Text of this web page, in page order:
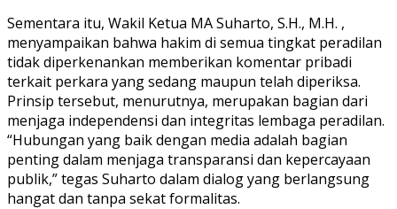
Sementara itu, Wakil Ketua MA Suharto, S.H., M.H. ,
menyampaikan bahwa hakim di semua tingkat peradilan
tidak diperkenankan memberikan komentar pribadi
terkait perkara yang sedang maupun telah diperiksa.
Prinsip tersebut, menurutnya, merupakan bagian dari
menjaga independensi dan integritas lembaga peradilan.
“Hubungan yang baik dengan media adalah bagian
penting dalam menjaga transparansi dan kepercayaan
publik,” tegas Suharto dalam dialog yang berlangsung
hangat dan tanpa sekat formalitas.